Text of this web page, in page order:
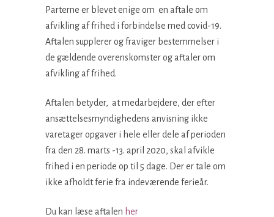
Parterne er blevet enige om en aftale om
afvikling af frihed i forbin­delse med covid-19.
Aftalen supplerer og fraviger bestemmelser i
de gældende overenskomster og aftaler om
afvikling af frihed.
Aftalen betyder, at medarbejdere, der efter
ansættelsesmyndighedens anvisning ikke
varetager opgaver i hele eller dele af perioden
fra den 28. marts -13. april 2020, skal afvikle
frihed i en periode op til 5 dage. Der er tale om
ikke afholdt ferie fra indeværende ferieår.
Du kan læse aftalen her